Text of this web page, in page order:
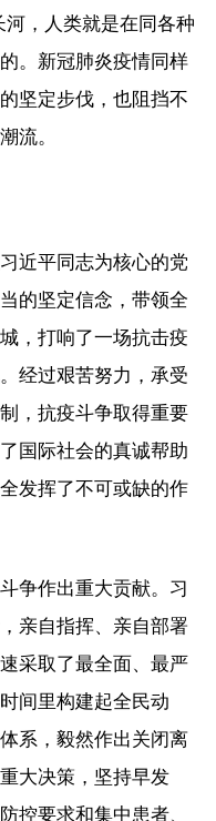
河，人类就是在同各种
。新冠肺炎疫情同样
坚定步伐，也阻挡不
流。
近平同志为核心的党
的坚定信念，带领全
，打响了一场抗击疫
经过艰苦努力，承受
，抗疫斗争取得重要
国际社会的真诚帮助
发挥了不可或缺的作
争作出重大贡献。习
亲自指挥、亲自部署
采取了最全面、最严
间里构建起全民动
系，毅然作出关闭离
大决策，坚持早发
控要求和集中患者、